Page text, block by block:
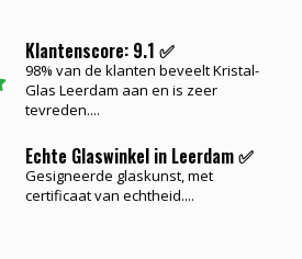
Klantenscore: 9.1 ✅
98% van de klanten beveelt Kristal-
Glas Leerdam aan en is zeer
tevreden....
Echte Glaswinkel in Leerdam ✅
Gesigneerde glaskunst, met
certificaat van echtheid....